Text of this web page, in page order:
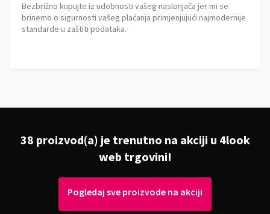
Bezbrižno kupujte iz udobnosti vašeg naslonjača jer mi se
brinemo o sigurnosti vašeg plaćanja primjenjujući najmodernije
standarde u zaštiti podataka.
38 proizvod(a) je trenutno na akciji u 4look
web trgovini!
Pogledaj sve proizvode na akciji